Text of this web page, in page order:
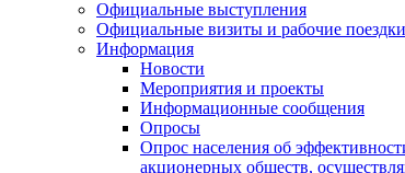
Официальные выступления
Официальные визиты и рабочие поездки
Информация
Новости
Мероприятия и проекты
Информационные сообщения
Опросы
Опрос населения об
акционерных обществ,